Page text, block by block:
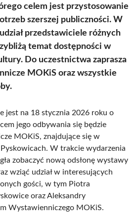
celem jest przystosowanie
szerszej publiczności. W
przedstawiciele różnych
temat dostępności w
Do uczestnictwa zaprasza
MOKiS oraz wszystkie
jest na 18 stycznia 2026 roku o
jego odbywania się będzie
MOKiS, znajdujące się w
W trakcie wydarzenia
zobaczyć nową odsłonę wystawy
wziąć udział w interesujących
gości, w tym Piotra
oraz Aleksandry
Wystawienniczego MOKiS.